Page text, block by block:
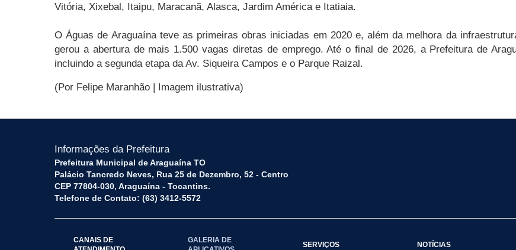
Vitória, Xixebal, Itaipu, Maracanã, Alasca, Jardim América e Itatiaia.
O Águas de Araguaína teve as primeiras obras iniciadas em 2020 e, além da melhora da
gerou a abertura de mais 1.500 vagas diretas de emprego. Até o final de 2026, a Prefeitura de
incluindo a segunda etapa da Av. Siqueira Campos e o Parque Raizal.
(Por Felipe Maranhão | Imagem ilustrativa)
Informações da Prefeitura
Prefeitura Municipal de Araguaína TO
Palácio Tancredo Neves, Rua 25 de Dezembro, 52 - Centro
CEP 77804-030, Araguaína - Tocantins.
Telefone de Contato: (63) 3412-5572
CANAIS DE
GALERIA DE
SERVIÇOS NOTÍCIAS